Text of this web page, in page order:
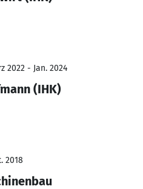
2022 - Jan. 2024
(IHK)
2018